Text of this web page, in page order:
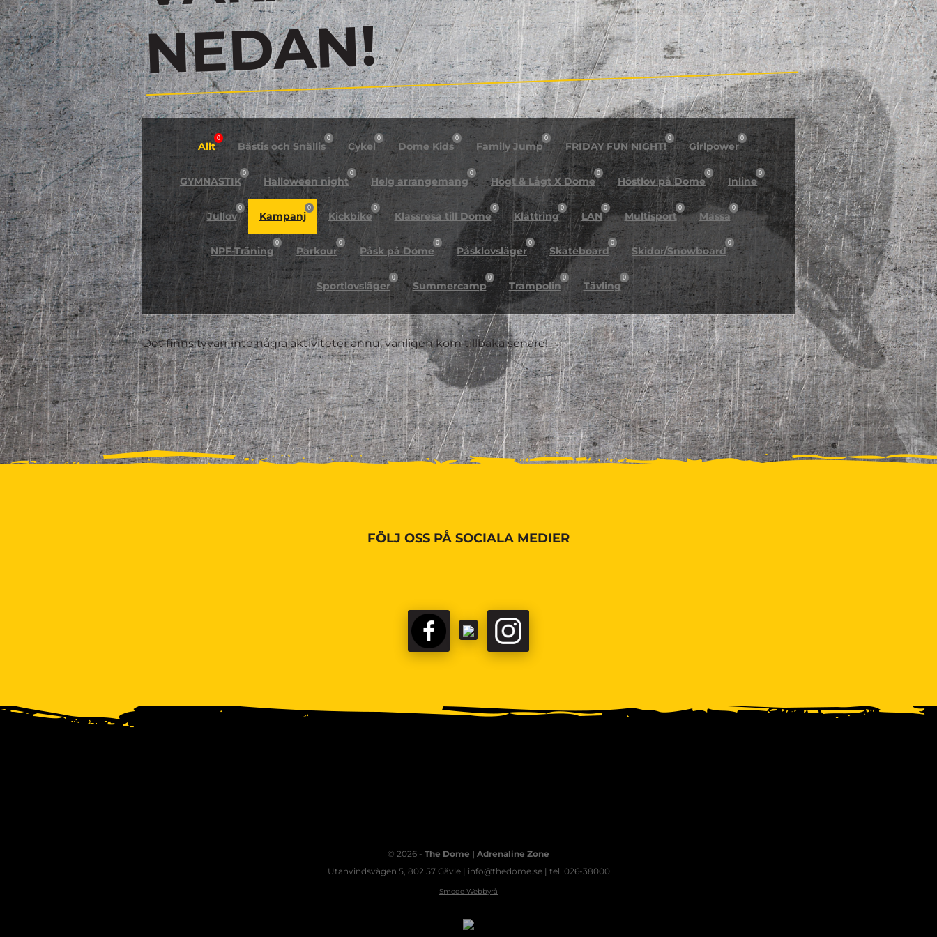
N!
Allt
0
Bästis och Snällis
0
Cykel
0
Dome Kids
0
Family Jump
0
FRIDAY FUN NIGHT!
0
Girlpower
0
GYMNASTIK
0
Halloween night
0
Helg arrangemang
0
Högt & Lågt X Dome
0
Höstlov på Dome
0
Inline
0
Jullov
0
Kampanj
0
Kickbike
0
Klassresa till Dome
0
Klättring
0
LAN
0
Multisport
0
Mässa
0
NPF-Träning
0
Parkour
0
Påsk på Dome
0
Påsklovsläger
0
Skateboard
0
Skidor/Snowboard
0
Sportlovsläger
0
Summercamp
0
Trampolin
0
Tävling
0
Det finns tyvärr inte några aktiviteter ännu, vänligen kom tillbaka senare!
FÖLJ OSS PÅ SOCIALA MEDIER
FACEBOOKTIKTOK
© 2026 - The Dome | Adrenaline Zone
Utanvindsvägen 5, 802 57 Gävle | info@thedome.se | tel. 026-38000
Smode Webbyrå